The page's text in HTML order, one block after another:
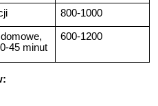
800-1000
45 minut
600-1200